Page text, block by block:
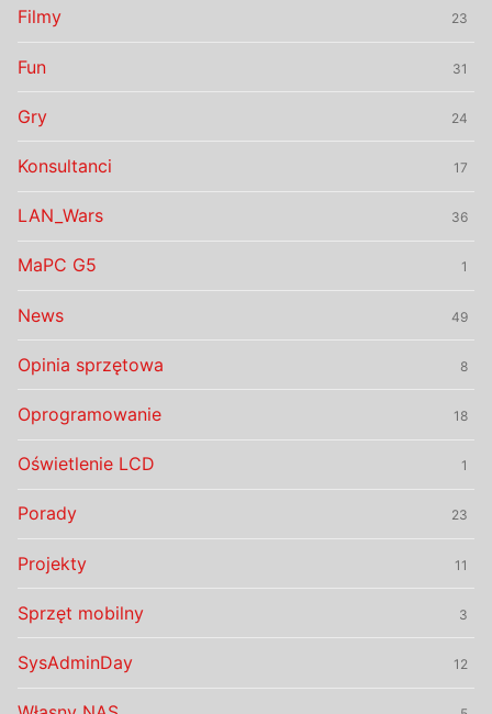
Filmy 23
Fun 31
Gry 24
Konsultanci 17
LAN_Wars 36
MaPC G5 1
News 49
Opinia sprzętowa 8
Oprogramowanie 18
Oświetlenie LCD 1
Porady 23
Projekty 11
Sprzęt mobilny 3
SysAdminDay 12